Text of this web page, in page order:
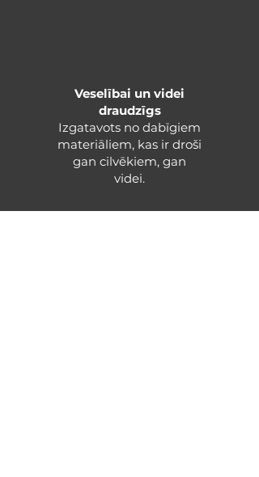
Veselībai un videi
draudzīgs​
Izgatavots no dabīgiem
materiāliem, kas ir droši
gan cilvēkiem, gan
videi.